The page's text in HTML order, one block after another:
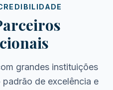
grandes instituições
de excelência e